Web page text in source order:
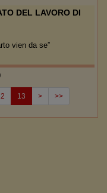
DEL LAVORO DI
vien da se”
13 > >>